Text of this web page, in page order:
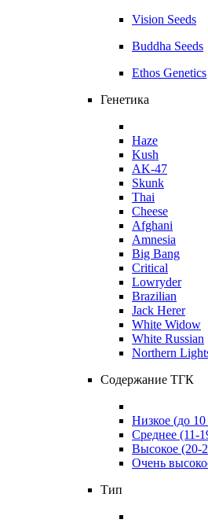
Vision Seeds
Buddha Seeds
Ethos Genetics
Генетика
Haze
Kush
AK-47
Skunk
Thai
Cheese
Afghani
Amnesia
Big Bang
Critical
Lowryder
Brazilian
Jack Herer
White Widow
White Russian
Northern
Содержание ТГК
Низкое (до
Среднее (11-
Высокое (20-
Очень
Тип